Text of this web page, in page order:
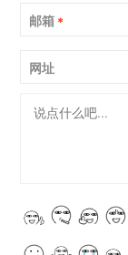
邮箱 *
网址